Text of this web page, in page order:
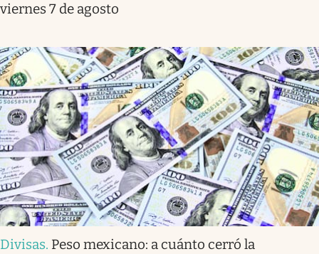
viernes 7 de agosto
Divisas. Peso mexicano: a cuánto cerró la